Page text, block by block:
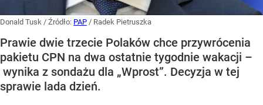
Donald Tusk / Źródło: PAP / Radek Pietruszka
Prawie dwie trzecie Polaków chce przywrócenia
pakietu CPN na dwa ostatnie tygodnie wakacji –
wynika z sondażu dla „Wprost”. Decyzja w tej
sprawie lada dzień.